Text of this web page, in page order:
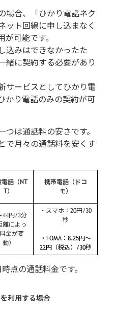
場合、「ひかり電話ネク
ット回線に申し込まなく
可能です。
込みはできなかったた
緒に契約する必要があり
サービスとしてひかり電
かり電話のみの契約が可
は通話料の安さです。
で月々の通話料を安くす
電話（NT
T）
携帯電話（ドコ
モ）
44円/3分
離によっ
金が変
動）
・スマホ：20円/30
秒
・FOMA：8.25円〜
22円（税込）/30秒
点の通話料金です。
利用する場合